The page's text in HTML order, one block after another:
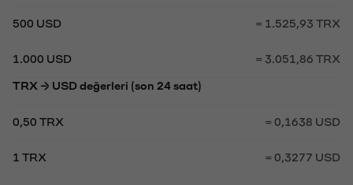
500 USD = 1.525,93 TRX
1.000 USD = 3.051,86 TRX
TRX → USD değerleri (son 24 saat)
0,50 TRX = 0,1638 USD
1 TRX = 0,3277 USD